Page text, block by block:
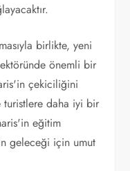
birlikte, yeni
önemli bir
çekiciliğini
turistlere daha iyi bir
eğitim
geleceği için umut